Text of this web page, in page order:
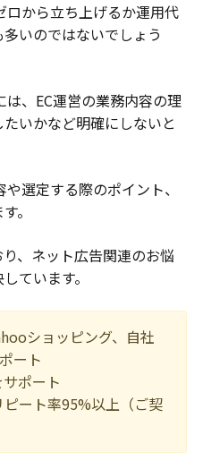
ロから立ち上げるか運用代
いのではないでしょう
、EC運営の業務内容の理
いかなど明確にしないと
選定する際のポイント、
。
、ネット広告関連のお悩
ています。
ショッピング、自社
ート
ポート
ピート率95%以上（ご契